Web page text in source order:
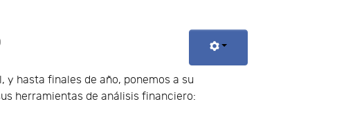
hasta finales de año, ponemos a su
herramientas de análisis financiero: